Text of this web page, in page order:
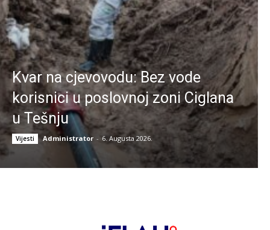
Kvar na cjevovodu: Bez vode
korisnici u poslovnoj zoni Ciglana
u Tešnju
Vijesti Administrator - 6. Augusta 2026.